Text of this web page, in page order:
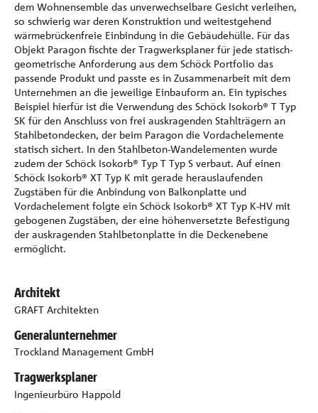
dem Wohnensemble das unverwechselbare Gesicht verleihen,
so schwierig war deren Konstruktion und weitestgehend
wärmebrückenfreie Einbindung in die Gebäudehülle. Für das
Objekt Paragon fischte der Tragwerksplaner für jede statisch-
geometrische Anforderung aus dem Schöck Portfolio das
passende Produkt und passte es in Zusammenarbeit mit dem
Unternehmen an die jeweilige Einbauform an. Ein typisches
Beispiel hierfür ist die Verwendung des Schöck Isokorb® T Typ
SK für den Anschluss von frei auskragenden Stahlträgern an
Stahlbetondecken, der beim Paragon die Vordachelemente
statisch sichert. In den Stahlbeton-Wandelementen wurde
zudem der Schöck Isokorb® Typ T Typ S verbaut. Auf einen
Schöck Isokorb® XT Typ K mit gerade herauslaufenden
Zugstäben für die Anbindung von Balkonplatte und
Vordachelement folgte ein Schöck Isokorb® XT Typ K-HV mit
gebogenen Zugstäben, der eine höhenversetzte Befestigung
der auskragenden Stahlbetonplatte in die Deckenebene
ermöglicht.
Architekt
GRAFT Architekten
Generalunternehmer
Trockland Management GmbH
Tragwerksplaner
Ingenieurbüro Happold